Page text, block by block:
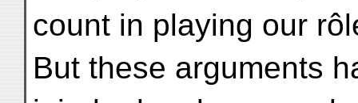
count in playing our
But these arguments